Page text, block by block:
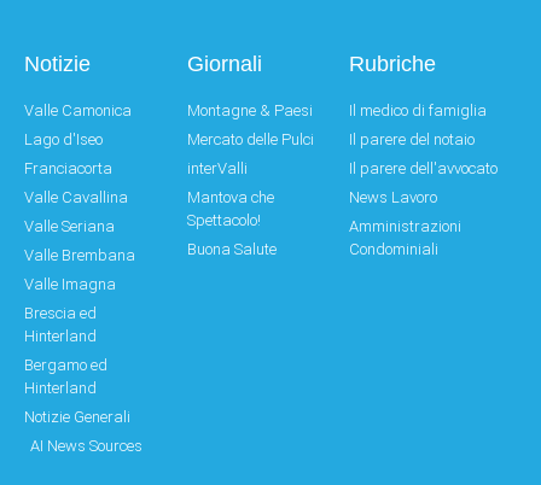
Notizie
Valle Camonica
Lago d'Iseo
Franciacorta
Valle Cavallina
Valle Seriana
Valle Brembana
Valle Imagna
Brescia ed
Hinterland
Bergamo ed
Hinterland
Notizie Generali
AI News Sources
Giornali
Montagne & Paesi
Mercato delle Pulci
interValli
Mantova che
Spettacolo!
Buona Salute
Rubriche
Il medico di famiglia
Il parere del notaio
Il parere dell'avvocato
News Lavoro
Amministrazioni
Condominiali